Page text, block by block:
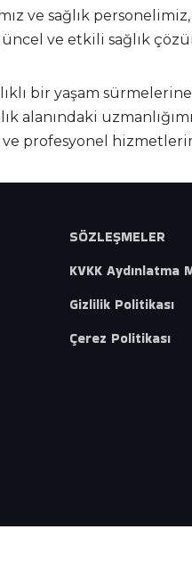
ve sağlık
ve etkili sağlık
bir yaşam
ve profesyonel
SÖZLEŞMELER
KVKK Aydınlatma
Gizlilik Politikası
Çerez Politikası